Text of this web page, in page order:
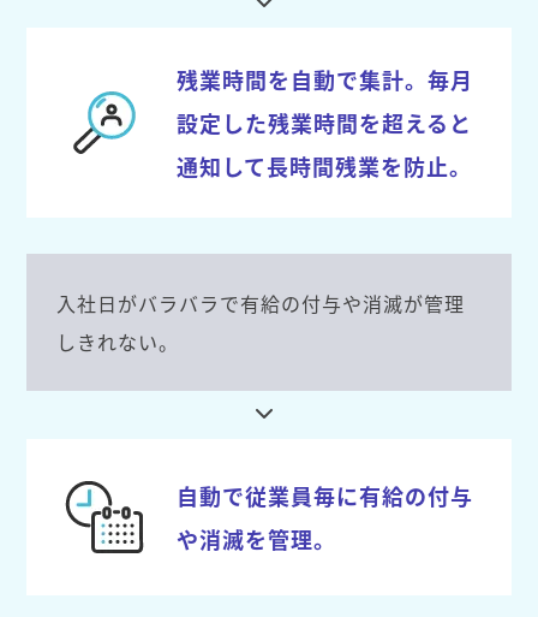
残業時間を自動で集計。毎月
設定した残業時間を超えると
通知して長時間残業を防止。
入社日がバラバラで有給の付与や消滅が管理
しきれない。
自動で従業員毎に有給の付与
や消滅を管理。